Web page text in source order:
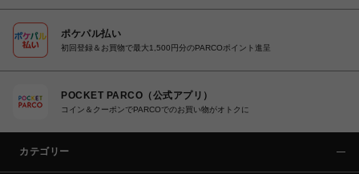
ポケパル払い
初回登録＆お買物で最大1,500円分のPARCOポイント進呈
POCKET PARCO（公式アプリ）
コイン＆クーポンでPARCOでのお買い物がオトクに
カテゴリー